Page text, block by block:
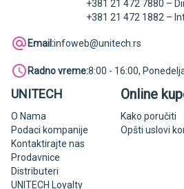
+381 21 472 7880 –
+381 21 472 1882 –
Email:infoweb@unitech.rs
Radno vreme:8:00 - 16:00,
UNITECH
O Nama
Podaci kompanije
Kontaktirajte nas
Prodavnice
Distributeri
UNITECH Loyalty
Online
Kako poručiti
Opšti uslovi